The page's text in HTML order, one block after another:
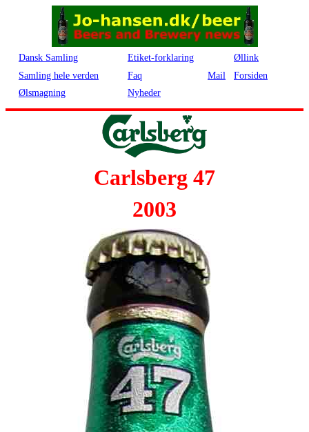
Dansk Samling Etiket-forklaring
Øllink
Samling hele verden
Faq Mail
Forsiden
Ølsmagning
Nyheder
Carlsberg 47
2003